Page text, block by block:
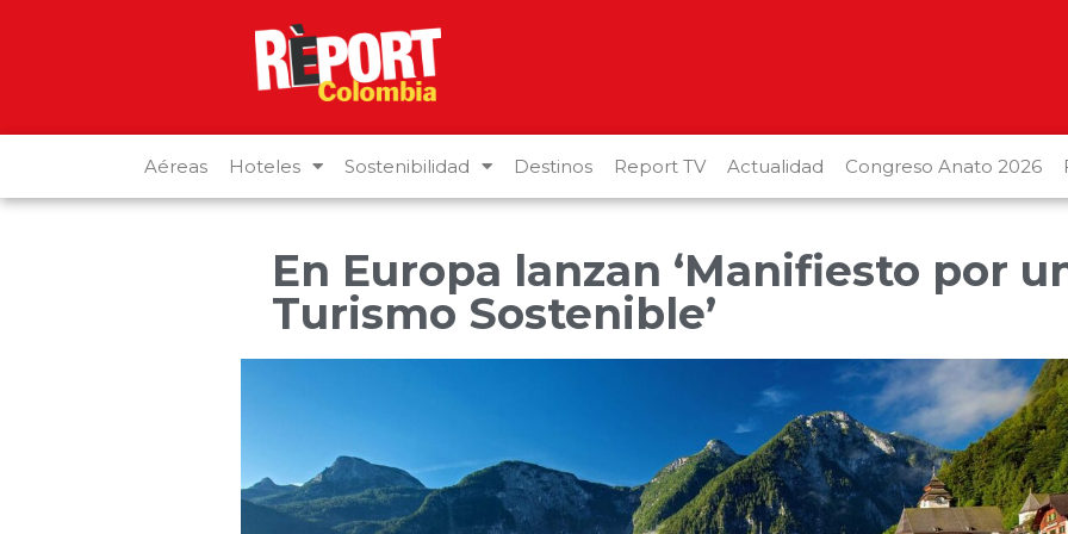
Aéreas Hoteles Sostenibilidad Destinos Report TV Actualidad Congreso Anato 2026
En Europa lanzan ‘Manifiesto por
Turismo Sostenible’